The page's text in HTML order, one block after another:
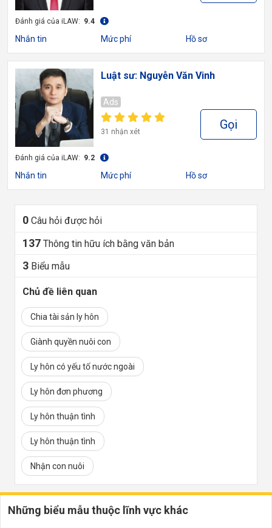
Đánh giá của iLAW: 9.4
Nhắn tin Mức phí Hồ sơ
Luật sư: Nguyễn Văn Vinh
Ads
31 nhận xét Gọi
Đánh giá của iLAW: 9.2
Nhắn tin Mức phí Hồ sơ
0 Câu hỏi được hỏi
137 Thông tin hữu ích bằng văn bản
3 Biểu mẫu
Chủ đề liên quan
Chia tài sản ly hôn
Giành quyền nuôi con
Ly hôn có yếu tố nước ngoài
Ly hôn đơn phương
Ly hôn thuận tình
Ly hôn thuận tình
Nhận con nuôi
Những biểu mẫu thuộc lĩnh vực khác